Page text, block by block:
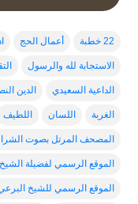
22 خطبة أعمال الحج
الاستجابة لله والرسول
الداعية السعيدي الدين
الغربة اللسان اللطيف
المصحف المرتل بصوت
الموقع الرسمي لفضيلة
الموقع الرسمي للشيخ